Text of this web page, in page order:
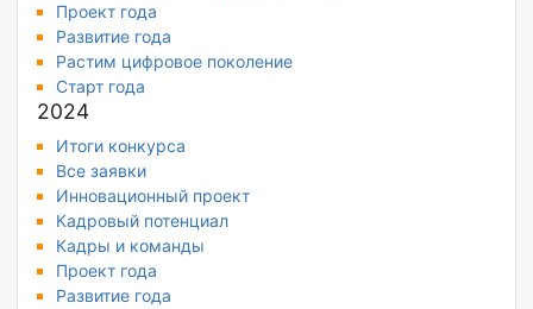
Проект года
Развитие года
Растим цифровое поколение
Старт года
2024
Итоги конкурса
Все заявки
Инновационный проект
Кадровый потенциал
Кадры и команды
Проект года
Развитие года